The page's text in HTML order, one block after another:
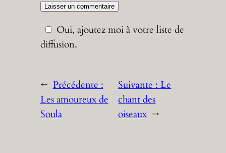
Oui, ajoutez moi à votre liste de
diffusion.
← Précédente :
Les amoureux de
Soula
Suivante :Le
chant des
oiseaux →